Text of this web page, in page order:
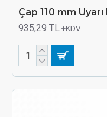
Çap 110 mm
935,29 TL +KDV